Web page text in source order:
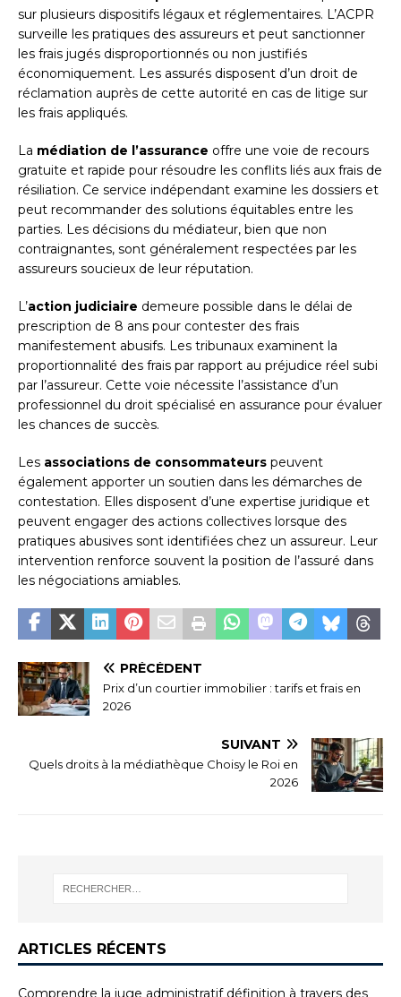
sur plusieurs dispositifs légaux et réglementaires. L’ACPR
surveille les pratiques des assureurs et peut sanctionner
les frais jugés disproportionnés ou non justifiés
économiquement. Les assurés disposent d’un droit de
réclamation auprès de cette autorité en cas de litige sur
les frais appliqués.
La médiation de l’assurance offre une voie de recours
gratuite et rapide pour résoudre les conflits liés aux frais de
résiliation. Ce service indépendant examine les dossiers et
peut recommander des solutions équitables entre les
parties. Les décisions du médiateur, bien que non
contraignantes, sont généralement respectées par les
assureurs soucieux de leur réputation.
L’action judiciaire demeure possible dans le délai de
prescription de 8 ans pour contester des frais
manifestement abusifs. Les tribunaux examinent la
proportionnalité des frais par rapport au préjudice réel subi
par l’assureur. Cette voie nécessite l’assistance d’un
professionnel du droit spécialisé en assurance pour évaluer
les chances de succès.
Les associations de consommateurs peuvent
également apporter un soutien dans les démarches de
contestation. Elles disposent d’une expertise juridique et
peuvent engager des actions collectives lorsque des
pratiques abusives sont identifiées chez un assureur. Leur
intervention renforce souvent la position de l’assuré dans
les négociations amiables.
PRÉCÉDENT
Prix d’un courtier immobilier : tarifs et frais en
2026
SUIVANT
Quels droits à la médiathèque Choisy le Roi en
2026
ARTICLES RÉCENTS
Comprendre la juge administratif définition à travers des